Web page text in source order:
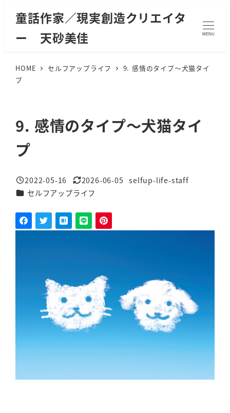
童話作家／現実創造クリエイタ
ー 天砂美佳
MENU
HOME セルフアップライフ
9. 感情のタイプ～犬猫タイ
プ
9. 感情のタイプ～犬猫タイ
プ
投稿日
2022-05-16
更新日
2026-06-05
著
selfup-life-staff
カテゴリー
セルフアップライフ